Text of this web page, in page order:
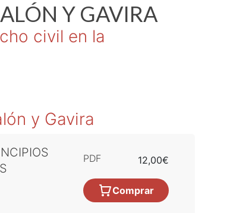
Y GAVIRA
civil en la
y Gavira
PDF 12,00€
Comprar